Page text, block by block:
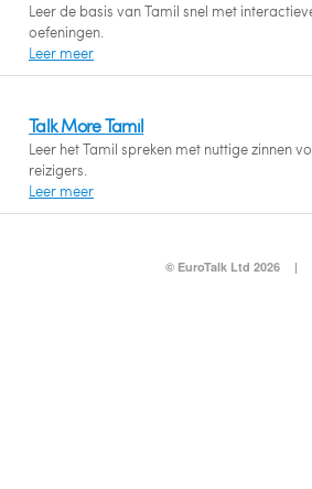
Leer de basis van Tamil snel met
oefeningen.
Leer meer
Talk More Tamil
Leer het Tamil spreken met nuttige zinnen
reizigers.
Leer meer
© EuroTalk Ltd 2026 |